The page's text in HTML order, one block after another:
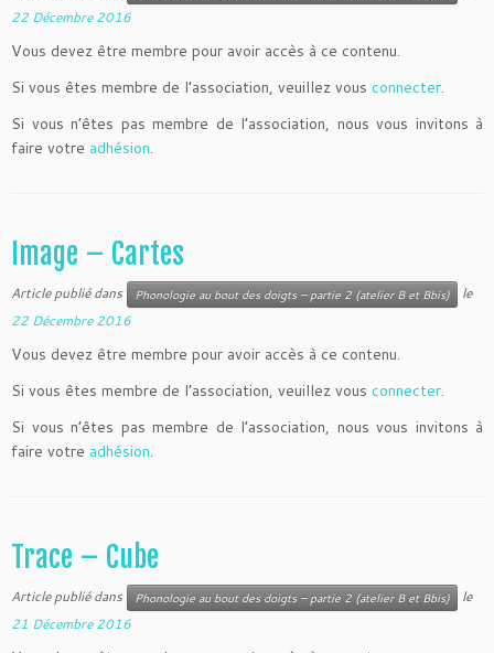
22 Décembre 2016
Vous devez être membre pour avoir accès à ce contenu.
Si vous êtes membre de l’association, veuillez vous connecter.
Si vous n’êtes pas membre de l’association, nous vous invitons à
faire votre adhésion.
Image – Cartes
Article publié dans Phonologie au bout des doigts – partie 2 (atelier B et Bbis)
le
22 Décembre 2016
Vous devez être membre pour avoir accès à ce contenu.
Si vous êtes membre de l’association, veuillez vous connecter.
Si vous n’êtes pas membre de l’association, nous vous invitons à
faire votre adhésion.
Trace – Cube
Article publié dans Phonologie au bout des doigts – partie 2 (atelier B et Bbis)
le
21 Décembre 2016